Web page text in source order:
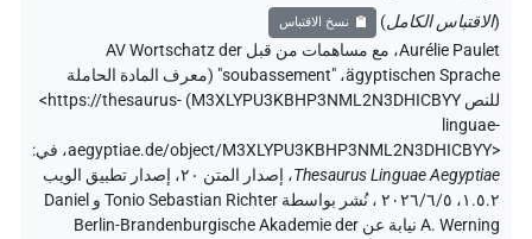
(الاقتباس الكامل) نسخ الاقتباس
Aurélie Paulet، مع مساهمات من قبل AV Wortschatz der
ägyptischen Sprache، "soubassement" (
معرف المادة الحاملة
للنص M3XLYPU3KBHP3NML2N3DHICBYY
)
<https://thesaurus-
linguae-
aegyptiae.de/object/M3XLYPU3KBHP3NML2N3DHICBYY>، في:
Thesaurus Linguae Aegyptiae،
إصدار المتن ٢٠، إصدار تطبيق الويب
۱.٥.٢، ٢٠٢٦/٦/٥ ، نُشر بواسطة Tonio Sebastian Richter و Daniel
A. Werning نيابة عن Berlin-Brandenburgische Akademie der